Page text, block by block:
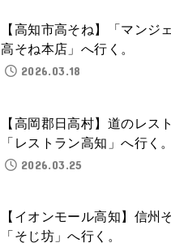
【高知市高そね】「マンジ
高そね本店」へ行く。
2026.03.18
【高岡郡日高村】道のレス
「レストラン高知」へ行く。
2026.03.25
【イオンモール高知】信州
「そじ坊」へ行く。